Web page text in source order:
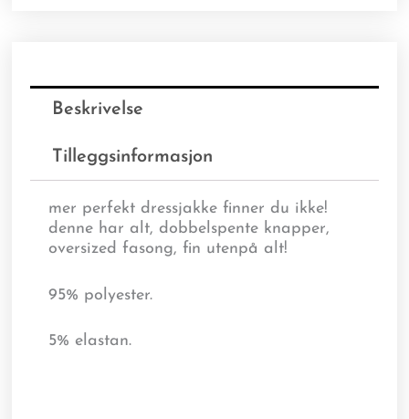
Beskrivelse
Tilleggsinformasjon
mer perfekt dressjakke finner du ikke!
denne har alt, dobbelspente knapper,
oversized fasong, fin utenpå alt!
95% polyester.
5% elastan.